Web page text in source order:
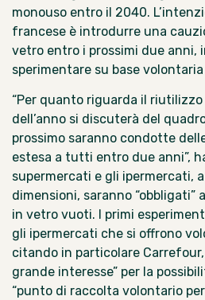
monouso entro il 2040.
francese è introdurre una
vetro entro i prossimi due anni,
sperimentare su base
“Per quanto riguarda il
dell’anno si discuterà del
prossimo saranno condotte
estesa a tutti entro due anni”,
supermercati e gli ipermercati,
dimensioni, saranno “obbligati”
in vetro vuoti. I primi
gli ipermercati che si offrono
citando in particolare
grande interesse” per la
“punto di raccolta volontario